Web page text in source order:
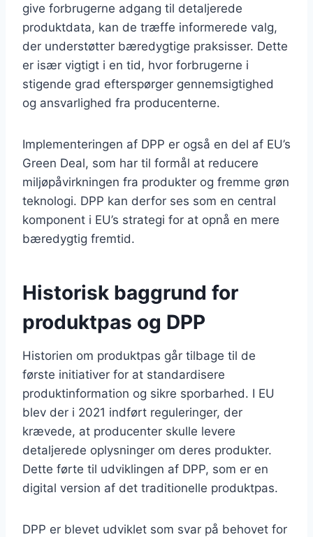
give forbrugerne adgang til detaljerede
produktdata, kan de træffe informerede valg,
der understøtter bæredygtige praksisser. Dette
er især vigtigt i en tid, hvor forbrugerne i
stigende grad efterspørger gennemsigtighed
og ansvarlighed fra producenterne.
Implementeringen af DPP er også en del af EU’s
Green Deal, som har til formål at reducere
miljøpåvirkningen fra produkter og fremme grøn
teknologi. DPP kan derfor ses som en central
komponent i EU’s strategi for at opnå en mere
bæredygtig fremtid.
Historisk baggrund for
produktpas og DPP
Historien om produktpas går tilbage til de
første initiativer for at standardisere
produktinformation og sikre sporbarhed. I EU
blev der i 2021 indført reguleringer, der
krævede, at producenter skulle levere
detaljerede oplysninger om deres produkter.
Dette førte til udviklingen af DPP, som er en
digital version af det traditionelle produktpas.
DPP er blevet udviklet som svar på behovet for